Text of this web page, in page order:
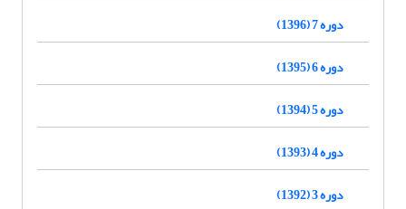
دوره 7 (1396)
دوره 6 (1395)
دوره 5 (1394)
دوره 4 (1393)
دوره 3 (1392)